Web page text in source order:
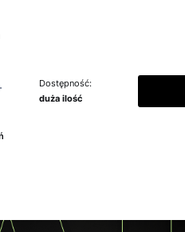
Dostępność:
duża ilość